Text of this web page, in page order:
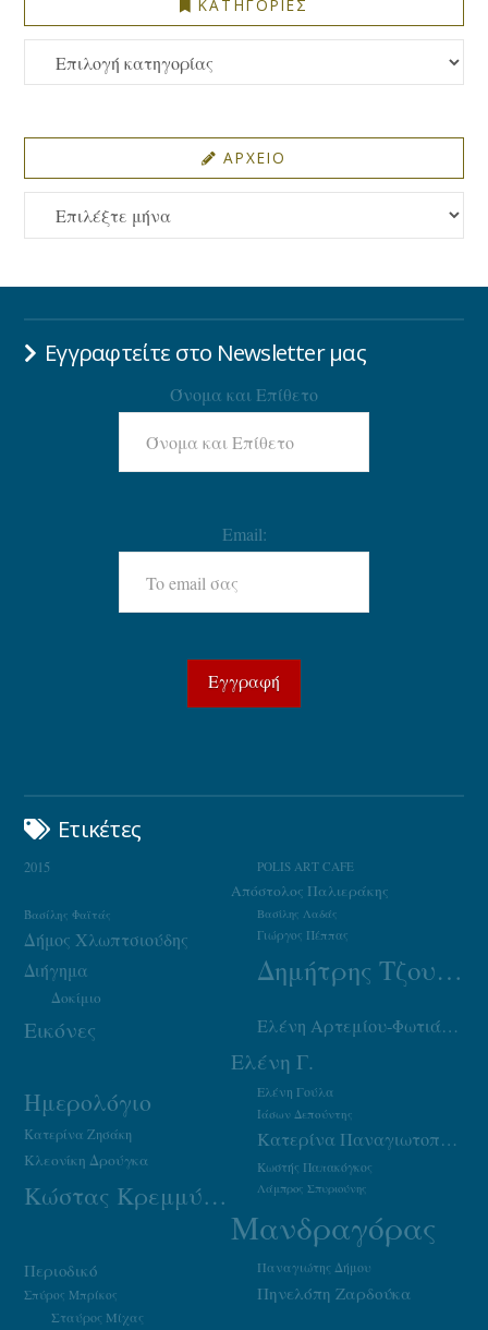
ΚΑΤΗΓΟΡΙΕΣ
ΚΑΤΗΓΟΡΙΕΣ
ΑΡΧΕΙΟ
ΑΡΧΕΙΟ
Εγγραφτείτε στο Newsletter μας
Όνομα και Επίθετο
Email:
Ετικέτες
2015 POLIS ART CAFE
Απόστολος Παλιεράκης
Βασίλης Λαδάς
Βασίλης Φαϊτάς
Γιώργος Πέππας
Δήμος Χλωπτσιούδης
Δημήτρης Τζουμάκας
Διήγημα
Δοκίμιο
Εικόνες Ελένη Αρτεμίου-Φωτιάδου
Ελένη Γ.
Ελένη Γούλα
Ημερολόγιο Ιάσων Δεπούντης
Κατερίνα Ζησάκη Κατερίνα Παναγιωτοπούλου
Κλεονίκη Δρούγκα Κωστής Παπακόγκος
Κώστας Κρεμμύδας Λάμπρος Σπυριούνης
Μανδραγόρας
Παναγιώτης Δήμου
Περιοδικό
Πηνελόπη Ζαρδούκα
Σπύρος Μπρίκος
Σταύρος Μίχας